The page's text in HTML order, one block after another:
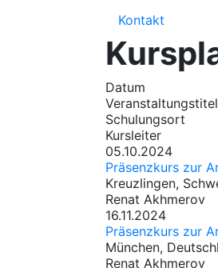
Kontakt
Datum
Veranstaltungstitel
Schulungsort
Kursleiter
05.10.2024
Präsenzkurs zur
Kreuzlingen,
Renat Akhmerov
16.11.2024
Präsenzkurs zur
München,
Renat Akhmerov